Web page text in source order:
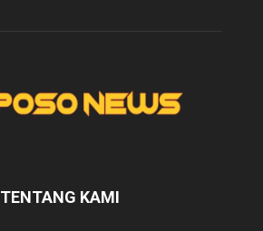
TENTANG KAMI